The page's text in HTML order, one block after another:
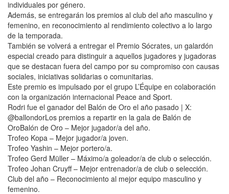
individuales por género.
Además, se entregarán los premios al club del año masculino y
femenino, en reconocimiento al rendimiento colectivo a lo largo
de la temporada.
También se volverá a entregar el Premio Sócrates, un galardón
especial creado para distinguir a aquellos jugadores y jugadoras
que se destacan fuera del campo por su compromiso con causas
sociales, iniciativas solidarias o comunitarias.
Este premio es impulsado por el grupo L’Équipe en colaboración
con la organización internacional Peace and Sport.
Rodri fue el ganador del Balón de Oro el año pasado | X:
@ballondorLos premios a repartir en la gala de Balón de
OroBalón de Oro – Mejor jugador/a del año.
Trofeo Kopa – Mejor jugador/a joven.
Trofeo Yashin – Mejor portero/a.
Trofeo Gerd Müller – Máximo/a goleador/a de club o selección.
Trofeo Johan Cruyff – Mejor entrenador/a de club o selección.
Club del año – Reconocimiento al mejor equipo masculino y
femenino.